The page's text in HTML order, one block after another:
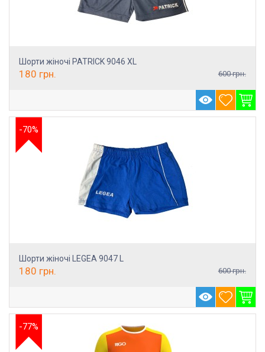
Шорти жіночі PATRICK 9046 XL
180 грн. 600 грн.
-70%
Шорти жіночі LEGEA 9047 L
180 грн. 600 грн.
-77%